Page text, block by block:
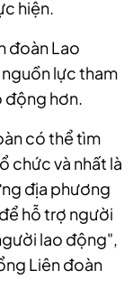
hiện.
đoàn Lao
lực tham
động hơn.
có thể tìm
chức và nhất là
địa phương
hỗ trợ người
lao động",
Liên đoàn